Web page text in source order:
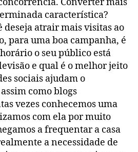
característica?
deseja atrair mais visitas ao
para uma boa campanha, é
o seu público está
e qual é o melhor jeito
sociais ajudam o
como blogs
vezes conhecemos uma
com ela por muito
a frequentar a casa
a necessidade de